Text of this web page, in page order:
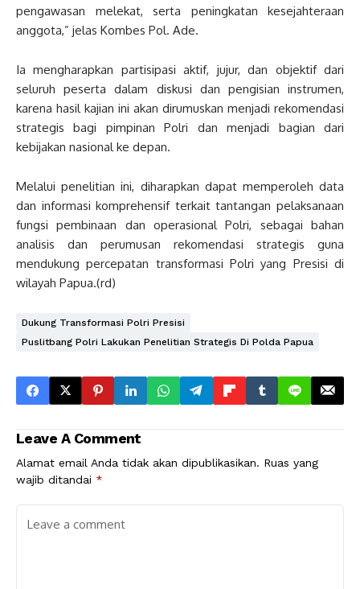
pengawasan melekat, serta peningkatan kesejahteraan
anggota,” jelas Kombes Pol. Ade.
Ia mengharapkan partisipasi aktif, jujur, dan objektif dari
seluruh peserta dalam diskusi dan pengisian instrumen,
karena hasil kajian ini akan dirumuskan menjadi rekomendasi
strategis bagi pimpinan Polri dan menjadi bagian dari
kebijakan nasional ke depan.
Melalui penelitian ini, diharapkan dapat memperoleh data
dan informasi komprehensif terkait tantangan pelaksanaan
fungsi pembinaan dan operasional Polri, sebagai bahan
analisis dan perumusan rekomendasi strategis guna
mendukung percepatan transformasi Polri yang Presisi di
wilayah Papua.(rd)
Dukung Transformasi Polri Presisi
Puslitbang Polri Lakukan Penelitian Strategis Di Polda Papua
Leave A Comment
Alamat email Anda tidak akan dipublikasikan. Ruas yang
wajib ditandai *